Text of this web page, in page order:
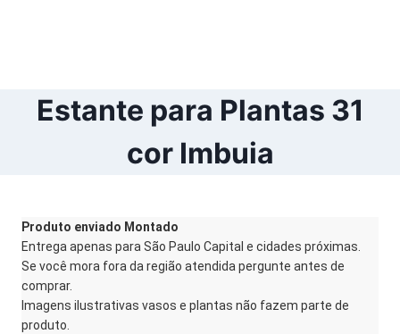
Estante para Plantas 31
cor Imbuia
Produto enviado Montado
Entrega apenas para São Paulo Capital e cidades próximas.
Se você mora fora da região atendida pergunte antes de
comprar.
Imagens ilustrativas vasos e plantas não fazem parte de
produto.